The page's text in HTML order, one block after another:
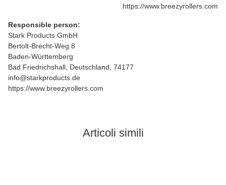
https://www.breezyrollers.com
Responsible person:
Stark Products GmbH
Bertolt-Brecht-Weg 8
Baden-Württemberg
Bad Friedrichshall, Deutschland, 74177
info@starkproducts.de
https://www.breezyrollers.com
Articoli simili